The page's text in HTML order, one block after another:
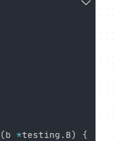
(b *testing . B)
{